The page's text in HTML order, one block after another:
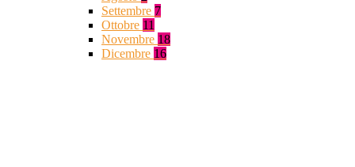
Settembre 7
Ottobre 11
Novembre 18
Dicembre 16